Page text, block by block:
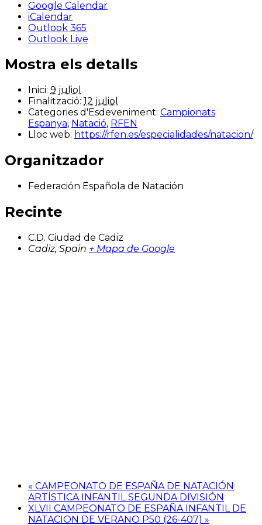
Google Calendar
iCalendar
Outlook 365
Outlook Live
Mostra els detalls
Inici: 9 juliol
Finalització: 12 juliol
Categories d'Esdeveniment: Campionats
Espanya, Natació, RFEN
Lloc web: https://rfen.es/especialidades/natacion/
Organitzador
Federación Española de Natación
Recinte
C.D. Ciudad de Cadiz
Cadiz, Spain + Mapa de Google
« CAMPEONATO DE ESPAÑA DE NATACIÓN
ARTÍSTICA INFANTIL SEGUNDA DIVISIÓN
XLVII CAMPEONATO DE ESPAÑA INFANTIL DE
NATACION DE VERANO P50 (26-407) »